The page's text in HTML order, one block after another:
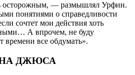
осторожным, — размышлял Урфин.
понятиями о справедливости
сочтет мои действия хоть
А впрочем, не буду
времени все обдумать».
ДЖЮСА